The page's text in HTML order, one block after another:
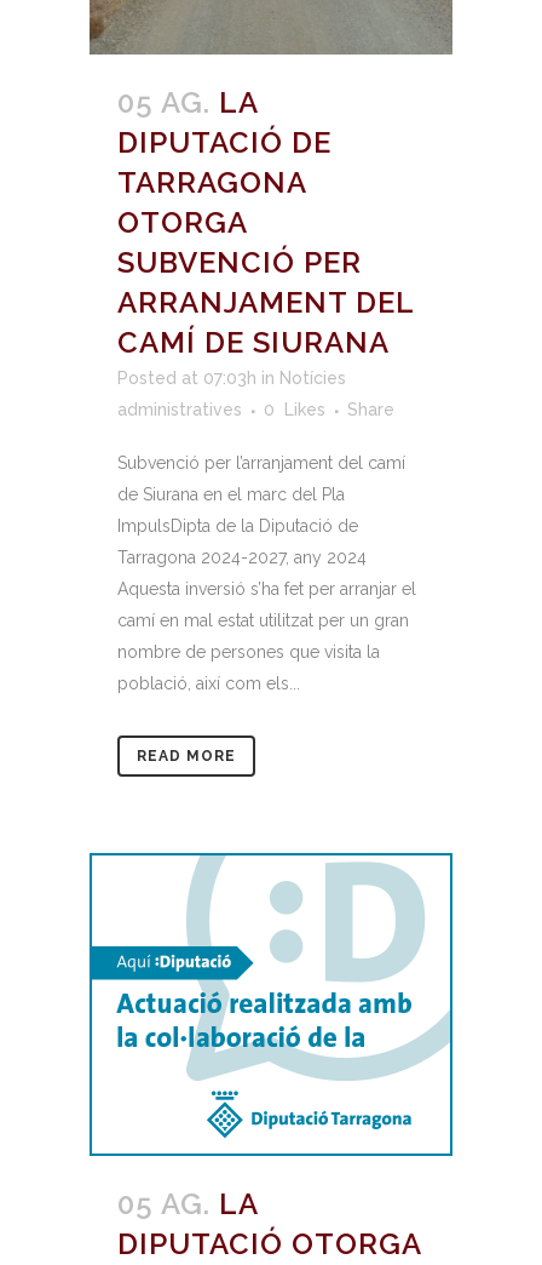
05 AG. LA
DIPUTACIÓ DE
TARRAGONA
OTORGA
SUBVENCIÓ PER
ARRANJAMENT DEL
CAMÍ DE SIURANA
Posted at 07:03h in Notícies
administratives
0 Likes Share
Subvenció per l’arranjament del camí
de Siurana en el marc del Pla
ImpulsDipta de la Diputació de
Tarragona 2024-2027, any 2024
Aquesta inversió s’ha fet per arranjar el
camí en mal estat utilitzat per un gran
nombre de persones que visita la
població, així com els...
READ MORE
05 AG. LA
DIPUTACIÓ OTORGA